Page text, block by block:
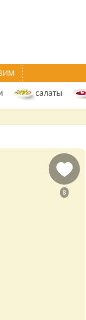
салаты
8